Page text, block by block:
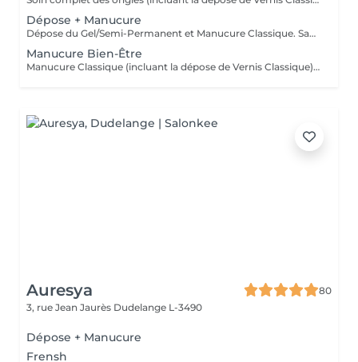
Dépose + Manucure
Dépose du Gel/Semi-Permanent et Manucure Classique. Sans application de vernis.
Manucure Bien-Être
Manucure Classique (incluant la dépose de Vernis Classique), complétée par un gommage exfoliant (peeling), l'application d'un masque nourrissant et d'un massage bien-être pour une hydratation et une détente profondes. Sans application de vernis.
Auresya
80
3, rue Jean Jaurès Dudelange L-3490
Dépose + Manucure
Frensh